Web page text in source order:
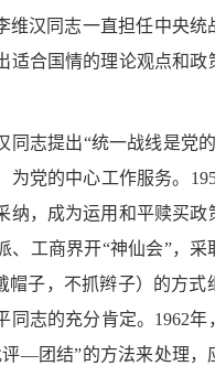
维汉同志一直担任中央
适合国情的理论观点和
同志提出“统一战线是党
为党的中心工作服务。
纳，成为运用和平赎买
、工商界开“神仙会”，
帽子，不抓辫子）的方
同志的充分肯定。1962
—团结”的方法来处理，